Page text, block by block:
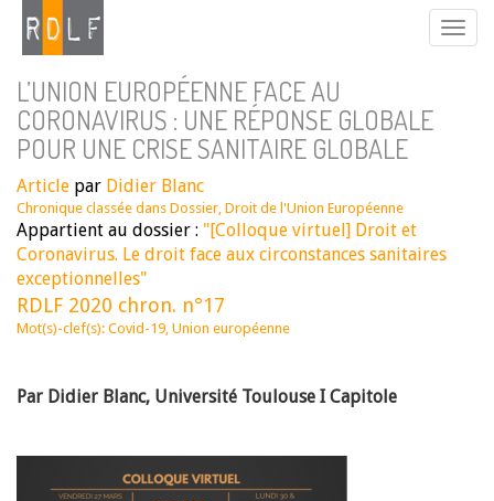
L’UNION EUROPÉENNE FACE AU
CORONAVIRUS : UNE RÉPONSE GLOBALE
POUR UNE CRISE SANITAIRE GLOBALE
Article par Didier Blanc
Chronique classée dans Dossier, Droit de l'Union Européenne
Appartient au dossier : "[Colloque virtuel] Droit et
Coronavirus. Le droit face aux circonstances sanitaires
exceptionnelles"
RDLF 2020 chron. n°17
Mot(s)-clef(s): Covid-19, Union européenne
Par Didier Blanc, Université Toulouse I Capitole